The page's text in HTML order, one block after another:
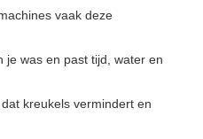
vaak deze
je was en past tijd, water en
kreukels vermindert en